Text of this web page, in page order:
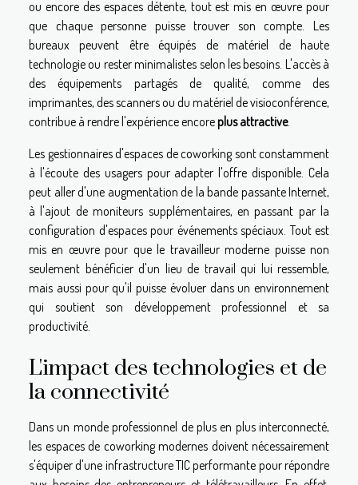
ou encore des espaces détente, tout est mis en œuvre pour
que chaque personne puisse trouver son compte. Les
bureaux peuvent être équipés de matériel de haute
technologie ou rester minimalistes selon les besoins. L'accès à
des équipements partagés de qualité, comme des
imprimantes, des scanners ou du matériel de visioconférence,
contribue à rendre l'expérience encoreplus attractive.
Les gestionnaires d'espaces de coworking sont constamment
à l'écoute des usagers pour adapter l'offre disponible. Cela
peut aller d'une augmentation de la bande passante Internet,
à l'ajout de moniteurs supplémentaires, en passant par la
configuration d'espaces pour événements spéciaux. Tout est
mis en œuvre pour que le travailleur moderne puisse non
seulement bénéficier d'un lieu de travail qui lui ressemble,
mais aussi pour qu'il puisse évoluer dans un environnement
qui soutient son développement professionnel et sa
productivité.
L'impact des technologies et de
la connectivité
Dans un monde professionnel de plus en plus interconnecté,
les espaces de coworking modernes doivent nécessairement
s'équiper d'une infrastructure TIC performante pour répondre